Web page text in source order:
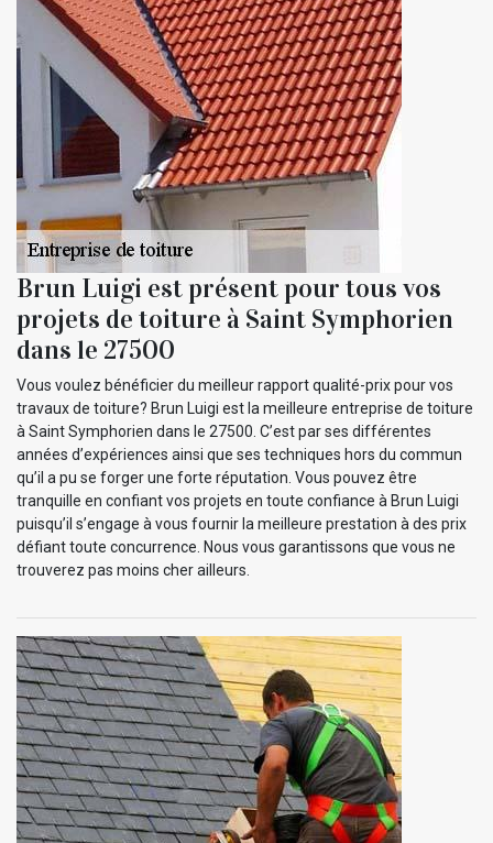
Brun Luigi est présent pour tous vos
projets de toiture à Saint Symphorien
dans le 27500
Vous voulez bénéficier du meilleur rapport qualité-prix pour vos
travaux de toiture? Brun Luigi est la meilleure entreprise de toiture
à Saint Symphorien dans le 27500. C’est par ses différentes
années d’expériences ainsi que ses techniques hors du commun
qu’il a pu se forger une forte réputation. Vous pouvez être
tranquille en confiant vos projets en toute confiance à Brun Luigi
puisqu’il s’engage à vous fournir la meilleure prestation à des prix
défiant toute concurrence. Nous vous garantissons que vous ne
trouverez pas moins cher ailleurs.